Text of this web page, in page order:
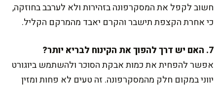
חשוב לקפל את המסקרפונה בזהירות ולא לערבב בחוזקה,
כי אחרת הקצפת תישבר והקרם יאבד מהמרקם הקליל.
7. האם יש דרך להפוך את הקינוח לבריא יותר?
אפשר להפחית את כמות אבקת הסוכר ולהשתמש ביוגורט
יווני במקום חלק מהמסקרפונה. זה טעים לא פחות ומזין